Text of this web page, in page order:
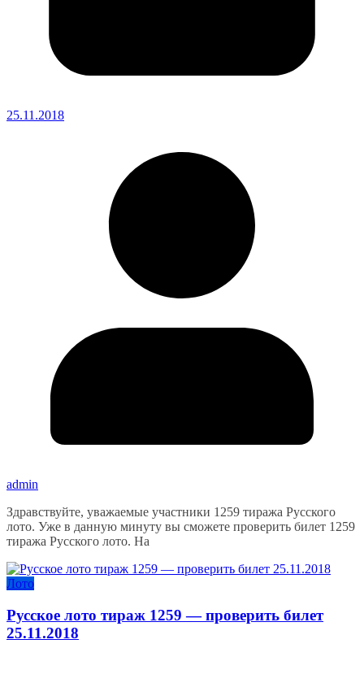
25.11.2018
admin
Здравствуйте, уважаемые участники 1259 тиража Русского
лото. Уже в данную минуту вы сможете проверить билет 1259
тиража Русского лото. На
Лото
Русское лото тираж 1259 — проверить билет
25.11.2018